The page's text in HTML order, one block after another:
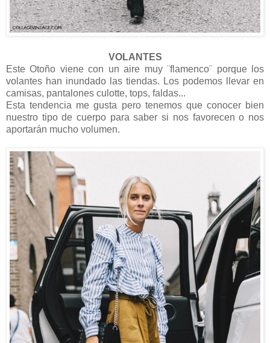
VOLANTES
Este Otoño viene con un aire muy ¨flamenco¨ porque los
volantes han inundado las tiendas. Los podemos llevar en
camisas, pantalones culotte, tops, faldas...
Esta tendencia me gusta pero tenemos que conocer bien
nuestro tipo de cuerpo para saber si nos favorecen o nos
aportarán mucho volumen.